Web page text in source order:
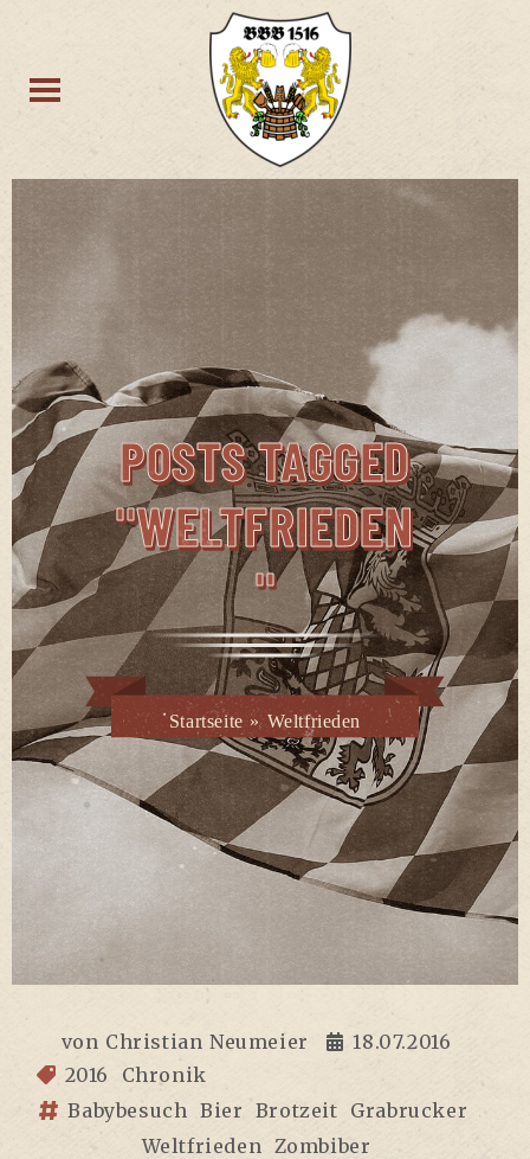
POSTS TAGGED
"WELTFRIEDEN
"
Startseite »Weltfrieden
von Christian Neumeier
18.07.2016
2016
Chronik
Babybesuch Bier Brotzeit Grabrucker
Weltfrieden Zombiber